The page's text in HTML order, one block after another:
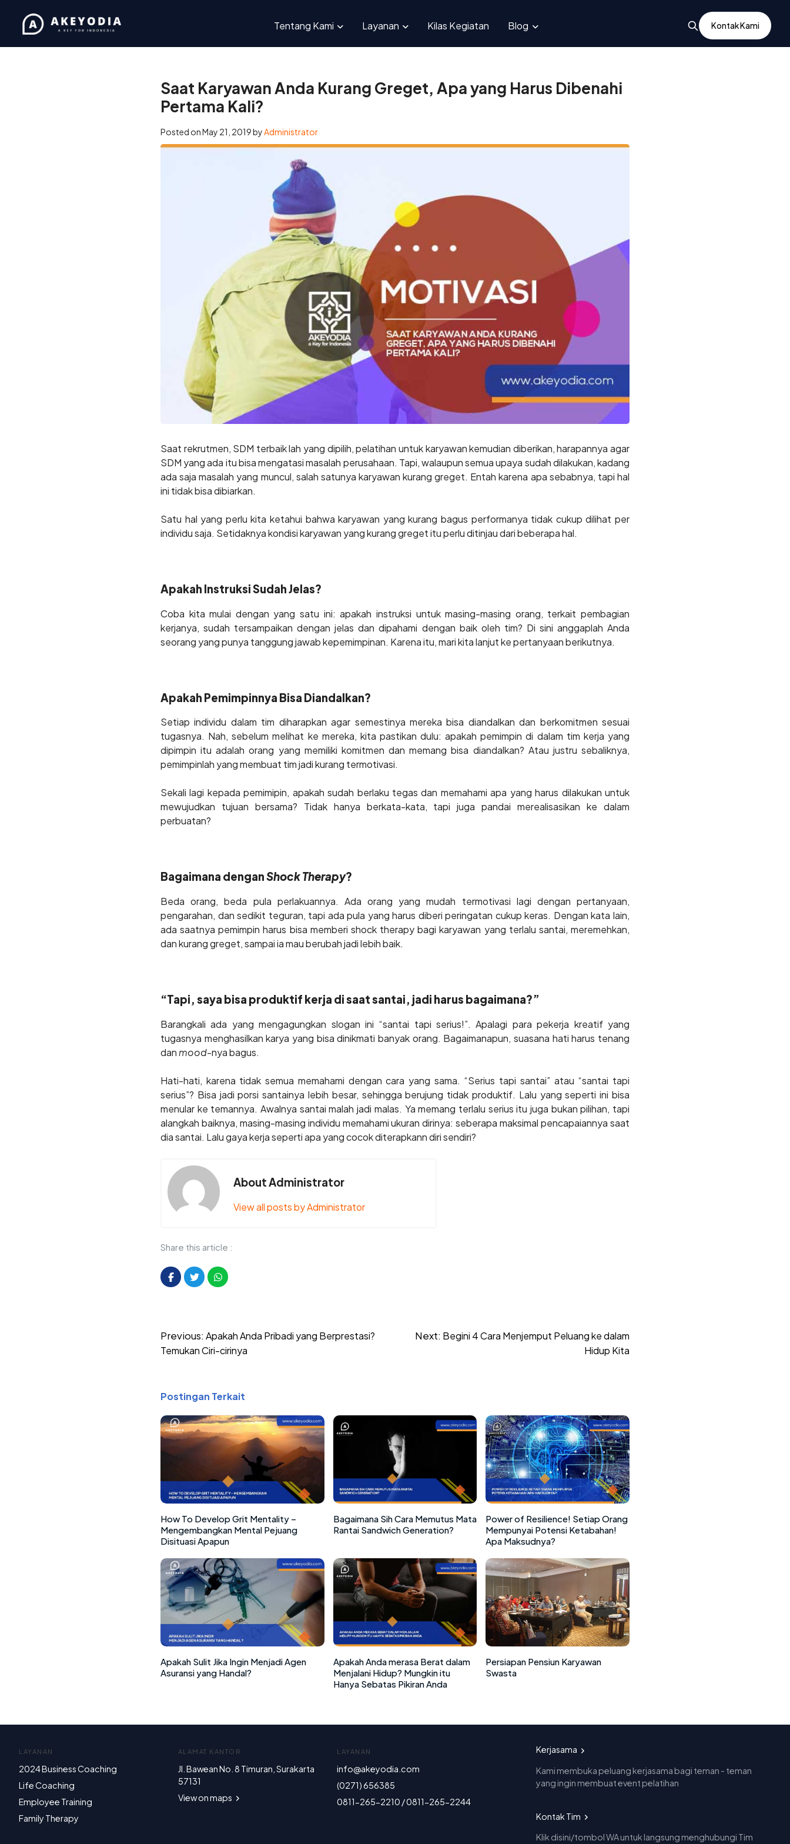
Tentang Kami Layanan Kilas Kegiatan Blog Kontak Kami
Saat Karyawan Anda Kurang Greget, Apa yang Harus Dibenahi Pertama Kali?
Saat Karyawan Anda Kurang Greget, Apa yang Harus Dibenahi
Pertama Kali?
Posted onMay 21, 2019byAdministrator
Saat rekrutmen, SDM terbaik lah yang dipilih, pelatihan untuk karyawan kemudian diberikan, harapannya agar
SDM yang ada itu bisa mengatasi masalah perusahaan. Tapi, walaupun semua upaya sudah dilakukan, kadang
ada saja masalah yang muncul, salah satunya karyawan kurang greget. Entah karena apa sebabnya, tapi hal
ini tidak bisa dibiarkan.
Satu hal yang perlu kita ketahui bahwa karyawan yang kurang bagus performanya tidak cukup dilihat per
individu saja. Setidaknya kondisi karyawan yang kurang greget itu perlu ditinjau dari beberapa hal.
Apakah Instruksi Sudah Jelas?
Coba kita mulai dengan yang satu ini: apakah instruksi untuk masing-masing orang, terkait pembagian
kerjanya, sudah tersampaikan dengan jelas dan dipahami dengan baik oleh tim? Di sini anggaplah Anda
seorang yang punya tanggung jawab kepemimpinan. Karena itu, mari kita lanjut ke pertanyaan berikutnya.
Apakah Pemimpinnya Bisa Diandalkan?
Setiap individu dalam tim diharapkan agar semestinya mereka bisa diandalkan dan berkomitmen sesuai
tugasnya. Nah, sebelum melihat ke mereka, kita pastikan dulu: apakah pemimpin di dalam tim kerja yang
dipimpin itu adalah orang yang memiliki komitmen dan memang bisa diandalkan? Atau justru sebaliknya,
pemimpinlah yang membuat tim jadi kurang termotivasi.
Sekali lagi kepada pemimipin, apakah sudah berlaku tegas dan memahami apa yang harus dilakukan untuk
mewujudkan tujuan bersama? Tidak hanya berkata-kata, tapi juga pandai merealisasikan ke dalam
perbuatan?
Bagaimana denganShock Therapy?
Beda orang, beda pula perlakuannya. Ada orang yang mudah termotivasi lagi dengan pertanyaan,
pengarahan, dan sedikit teguran, tapi ada pula yang harus diberi peringatan cukup keras. Dengan kata lain,
ada saatnya pemimpin harus bisa memberi shock therapy bagi karyawan yang terlalu santai, meremehkan,
dan kurang greget, sampai ia mau berubah jadi lebih baik.
“Tapi, saya bisa produktif kerja di saat santai, jadi harus bagaimana?”
Barangkali ada yang mengagungkan slogan ini “santai tapi serius!”. Apalagi para pekerja kreatif yang
tugasnya menghasilkan karya yang bisa dinikmati banyak orang. Bagaimanapun, suasana hati harus tenang
danmood-nya bagus.
Hati-hati, karena tidak semua memahami dengan cara yang sama. “Serius tapi santai” atau “santai tapi
serius”? Bisa jadi porsi santainya lebih besar, sehingga berujung tidak produktif. Lalu yang seperti ini bisa
menular ke temannya. Awalnya santai malah jadi malas. Ya memang terlalu serius itu juga bukan pilihan, tapi
alangkah baiknya, masing-masing individu memahami ukuran dirinya: seberapa maksimal pencapaiannya saat
dia santai. Lalu gaya kerja seperti apa yang cocok diterapkann diri sendiri?
About Administrator
View all posts by Administrator
Share this article :
navigation
Previous:Apakah Anda Pribadi yang Berprestasi?
Temukan Ciri-cirinya
Next: Begini 4 Cara Menjemput Peluang ke dalam
Hidup Kita
Postingan Terkait
How To Develop Grit Mentality –
Mengembangkan Mental Pejuang
Disituasi Apapun
Bagaimana Sih Cara Memutus Mata
Rantai Sandwich Generation?
Power of Resilience! Setiap Orang
Mempunyai Potensi Ketabahan!
Apa Maksudnya?
Apakah Sulit Jika Ingin Menjadi Agen
Asuransi yang Handal?
Apakah Anda merasa Berat dalam
Menjalani Hidup? Mungkin itu
Hanya Sebatas Pikiran Anda
Persiapan Pensiun Karyawan
Swasta
LAYANAN
2024 Business Coaching
Life Coaching
Employee Training
Family Therapy
ALAMAT KANTOR
Jl. Bawean No. 8 Timuran, Surakarta
57131
View on maps
LAYANAN
info@akeyodia.com
(0271) 656385
0811-265-2210 / 0811-265-2244
Kerjasama
Kami membuka peluang kerjasama bagi teman - teman
yang ingin membuat event pelatihan
Kontak Tim
Klik disini/tombol WA untuk langsung menghubungi Tim